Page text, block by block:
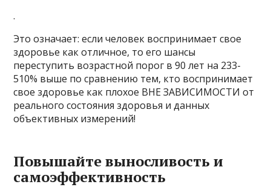
.
Это означает: если человек воспринимает свое
здоровье как отличное, то его шансы
переступить возрастной порог в 90 лет на 233-
510% выше по сравнению тем, кто воспринимает
свое здоровье как плохое ВНЕ ЗАВИСИМОСТИ от
реального состояния здоровья и данных
объективных измерений!
Повышайте выносливость и
самоэффективность